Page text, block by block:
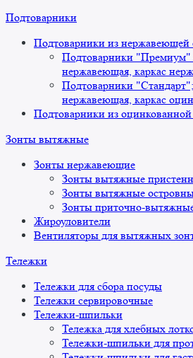
Подтоварники
Подтоварники из нержавеющей
Подтоварники "Премиум"
нержавеющая, каркас
Подтоварники
нержавеющая, каркас
Подтоварники из оцинкованной
Зонты вытяжные
Зонты нержавеющие
Зонты вытяжные
Зонты вытяжные
Зонты приточно-
Жироуловители
Вентиляторы для вытяжных
Тележки
Тележки для сбора посуды
Тележки сервировочные
Тележки-шпильки
Тележка для хлебных
Тележки-шпильки для